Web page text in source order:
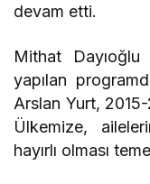
devam etti.
Mithat Dayıoğlu
yapılan
Arslan Yurt,
Ülkemize,
hayırlı olması